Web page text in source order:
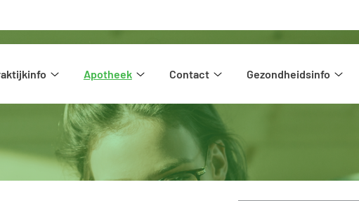
Apotheek
Contact
Gezondheidsinfo